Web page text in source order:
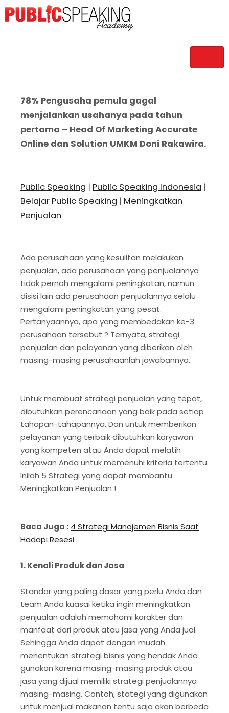
78% Pengusaha pemula gagal
menjalankan usahanya pada tahun
pertama – Head Of Marketing Accurate
Online dan Solution UMKM Doni Rakawira.
Public Speaking | Public Speaking Indonesia |
Belajar Public Speaking | Meningkatkan
Penjualan
Ada perusahaan yang kesulitan melakukan
penjualan, ada perusahaan yang penjualannya
tidak pernah mengalami peningkatan, namun
disisi lain ada perusahaan penjualannya selalu
mengalami peningkatan yang pesat.
Pertanyaannya, apa yang membedakan ke-3
perusahaan tersebut ? Ternyata, strategi
penjualan dan pelayanan yang diberikan oleh
masing-masing perusahaanlah jawabannya.
Untuk membuat strategi penjualan yang tepat,
dibutuhkan perencanaan yang baik pada setiap
tahapan-tahapannya. Dan untuk memberikan
pelayanan yang terbaik dibutuhkan karyawan
yang kompeten atau Anda dapat melatih
karyawan Anda untuk memenuhi kriteria tertentu.
Inilah 5 Strategi yang dapat membantu
Meningkatkan Penjualan !
Baca Juga : 4 Strategi Manajemen Bisnis Saat
Hadapi Resesi
1. Kenali Produk dan Jasa
Standar yang paling dasar yang perlu Anda dan
team Anda kuasai ketika ingin meningkatkan
penjualan adalah memahami karakter dan
manfaat dari produk atau jasa yang Anda jual.
Sehingga Anda dapat dengan mudah
menentukan strategi bisnis yang hendak Anda
gunakan karena masing-masing produk atau
jasa yang dijual memiliki strategi penjualannya
masing-masing. Contoh, stategi yang digunakan
untuk menjual makanan tentu saja akan berbeda